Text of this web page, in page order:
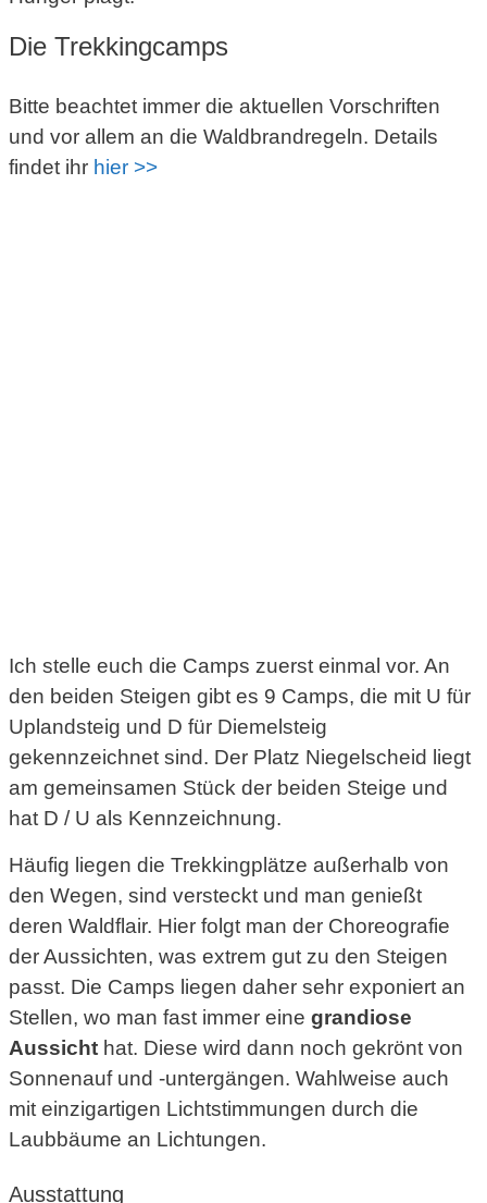
Die Trekkingcamps
Bitte beachtet immer die aktuellen Vorschriften
und vor allem an die Waldbrandregeln. Details
findet ihr hier >>
Ich stelle euch die Camps zuerst einmal vor. An
den beiden Steigen gibt es 9 Camps, die mit U für
Uplandsteig und D für Diemelsteig
gekennzeichnet sind. Der Platz Niegelscheid liegt
am gemeinsamen Stück der beiden Steige und
hat D / U als Kennzeichnung.
Häufig liegen die Trekkingplätze außerhalb von
den Wegen, sind versteckt und man genießt
deren Waldflair. Hier folgt man der Choreografie
der Aussichten, was extrem gut zu den Steigen
passt. Die Camps liegen daher sehr exponiert an
Stellen, wo man fast immer eine grandiose
Aussicht hat. Diese wird dann noch gekrönt von
Sonnenauf und -untergängen. Wahlweise auch
mit einzigartigen Lichtstimmungen durch die
Laubbäume an Lichtungen.
Ausstattung